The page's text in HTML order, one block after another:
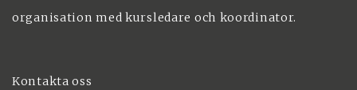
organisation med kursledare och koordinator.
Kontakta oss